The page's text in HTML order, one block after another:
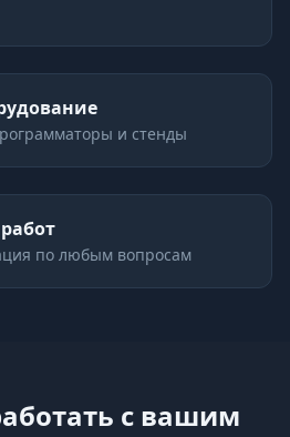
и стенды
по любым вопросам
с вашим